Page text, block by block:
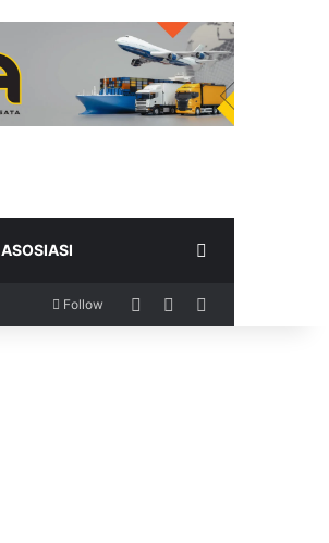
ASOSIASI
Follow Log InRandom Article